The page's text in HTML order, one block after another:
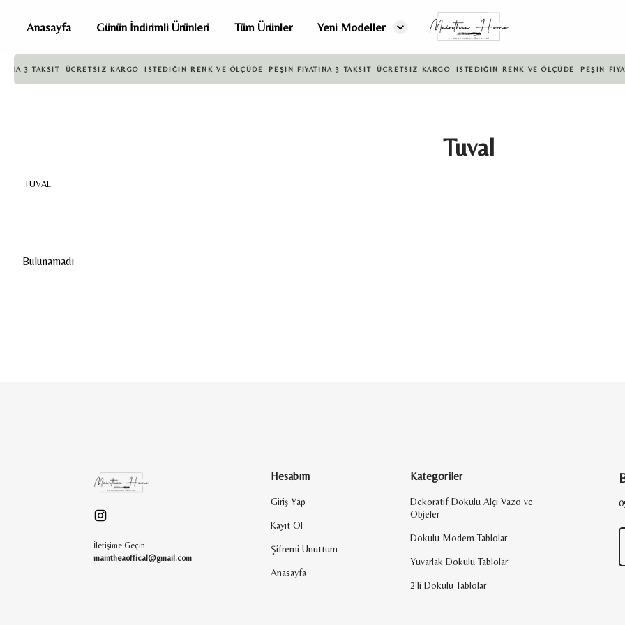
Anasayfa Günün İndirimli Ürünleri Tüm Ürünler Yeni Modeller
3 TAKSİT ÜCRETSİZ KARGO İSTEDİĞİN RENK VE ÖLÇÜDE PEŞİN FİYATINA 3 TAKSİT ÜCRETSİZ KARGO İSTEDİĞİN RENK VE ÖLÇÜDE PEŞİN
Tuval
TUVAL
Bulunamadı
İletişime Geçin
maintheaoffical@gmail.com
Hesabım
Giriş Yap
Kayıt Ol
Şifremi Unuttum
Anasayfa
Kategoriler
Dekoratif Dokulu Alçı Vazo ve
Objeler
Dokulu Modern Tablolar
Yuvarlak Dokulu Tablolar
2'li Dokulu Tablolar